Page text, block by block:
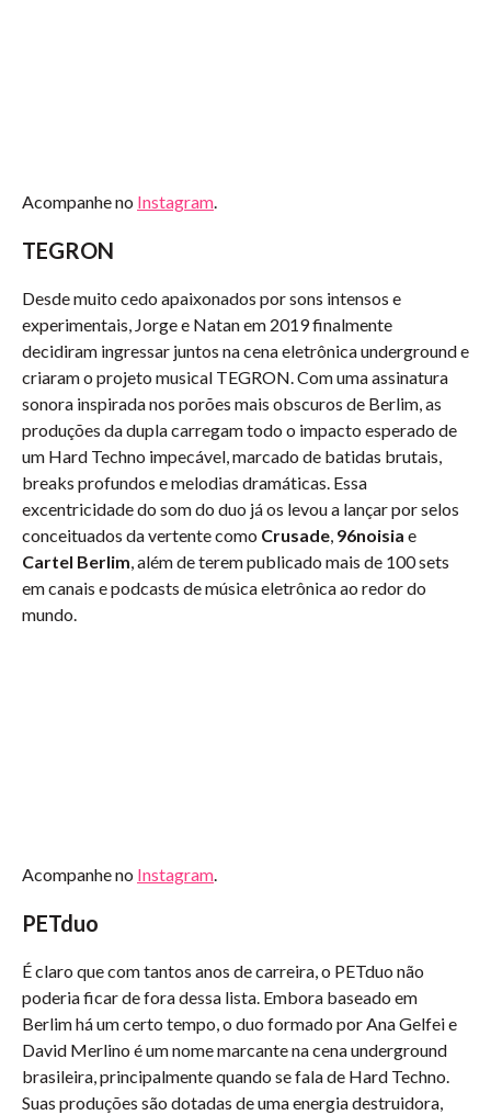
Acompanhe no Instagram.
TEGRON
Desde muito cedo apaixonados por sons intensos e
experimentais, Jorge e Natan em 2019 finalmente
decidiram ingressar juntos na cena eletrônica underground e
criaram o projeto musical TEGRON. Com uma assinatura
sonora inspirada nos porões mais obscuros de Berlim, as
produções da dupla carregam todo o impacto esperado de
um Hard Techno impecável, marcado de batidas brutais,
breaks profundos e melodias dramáticas. Essa
excentricidade do som do duo já os levou a lançar por selos
conceituados da vertente como Crusade, 96noisia e
Cartel Berlim, além de terem publicado mais de 100 sets
em canais e podcasts de música eletrônica ao redor do
mundo.
Acompanhe no Instagram.
PETduo
É claro que com tantos anos de carreira, o PETduo não
poderia ficar de fora dessa lista. Embora baseado em
Berlim há um certo tempo, o duo formado por Ana Gelfei e
David Merlino é um nome marcante na cena underground
brasileira, principalmente quando se fala de Hard Techno.
Suas produções são dotadas de uma energia destruidora,